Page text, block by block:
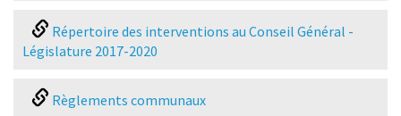
Répertoire des interventions au Conseil Général -
Législature 2017-2020
Règlements communaux